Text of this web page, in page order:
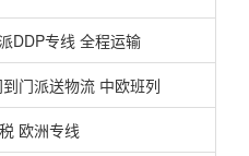
DDP专线 全程运输
门派送物流 中欧班列
欧洲专线